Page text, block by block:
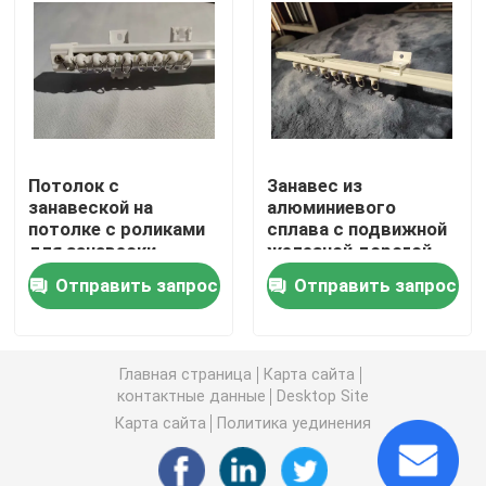
Подержанные ботинки людей
Подержанная обувь высокого класса
2-ые сумки руки
Подержанные роскошные сумки
Случайные обмундирования осени
Мужские рубашки новой модели
Потолок с
занавеской на
потолке с роликами
для занавески,
боковой скобкой
Отправить запрос
Занавес из
алюминиевого
сплава с подвижной
железной дорогой
прямой железной
дорогой, верхний
код, боковой код,
Отправить запрос
Главная страница
Карта сайта
контактные данные
Desktop Site
Карта сайта
Политика уединения